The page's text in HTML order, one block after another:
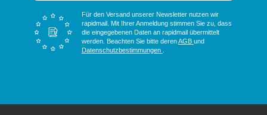
Für den Versand unserer Newsletter nutzen wir
rapidmail. Mit Ihrer Anmeldung stimmen Sie zu, dass
die eingegebenen Daten an rapidmail übermittelt
werden. Beachten Sie bitte derenAGB und
Datenschutzbestimmungen